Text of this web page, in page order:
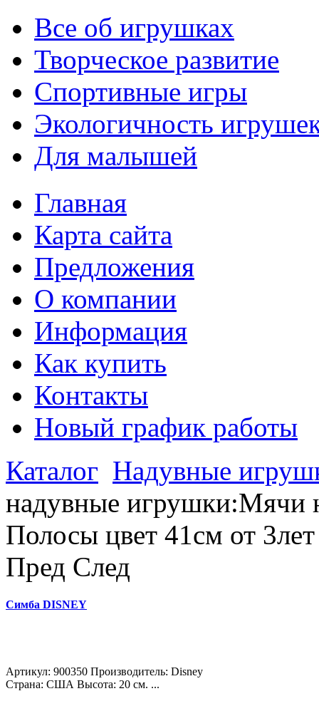
Все об игрушках
Творческое развитие
Спортивные игры
Экологичность
Для малышей
Главная
Карта сайта
Предложения
О компании
Информация
Как купить
Контакты
Новый график работы
Каталог Надувные
надувные игрушки:Мячи
Полосы цвет 41см от
Пред След
Симба DISNEY
Артикул: 900350 Производитель: Disney
Страна: США Высота: 20 см. ...